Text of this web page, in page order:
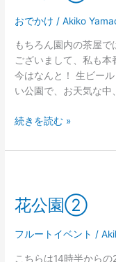
おでかけ /Akiko
もちろん園内の茶屋
ございまして、私も
今はなんと！ 生ビー
い公園で、お天気な中
続きを読む »
花公園②
フルートイベント /
こちらは14時半から
園